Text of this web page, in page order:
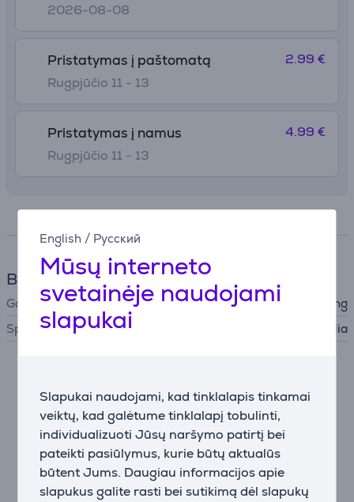
English / Русский
Mūsų interneto
svetainėje naudojami
slapukai
Slapukai naudojami, kad tinklalapis tinkamai
veiktų, kad galėtume tinklalapį tobulinti,
individualizuoti Jūsų naršymo patirtį bei
pateikti pasiūlymus, kurie būtų aktualūs
būtent Jums. Daugiau informacijos apie
slapukus galite rasti bei sutikimą dėl slapukų
2026-08-08
Pristatymas į paštomatą
Rugpjūčio 11 - 13
2.99 €
Pristatymas į namus
Rugpjūčio 11 - 13
4.99 €
Bendri parametrai
Gamintojas
Samsung
Spalva
Žalia
išsamaus šios prekės aprašymo.
Nustatymai
Aprašymas